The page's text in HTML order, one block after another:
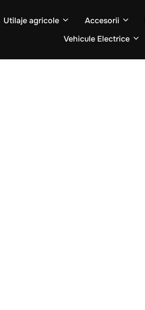
Utilaje agricole Accesorii
Vehicule Electrice